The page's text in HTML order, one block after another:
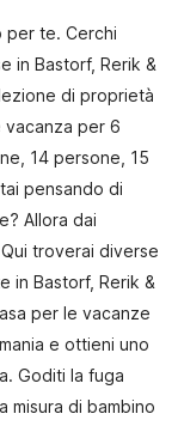
per te. Cerchi
in Bastorf, Rerik &
di proprietà
vacanza per 6
14 persone, 15
pensando di
Allora dai
troverai diverse
in Bastorf, Rerik &
per le vacanze
e ottieni uno
Goditi la fuga
misura di bambino